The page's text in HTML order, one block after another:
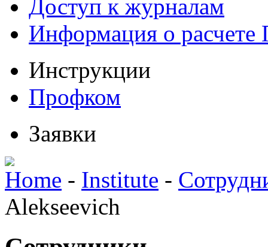
Доступ к журналам
Информация о
Инструкции
Профком
Заявки
Home - Institute -
Alekseevich